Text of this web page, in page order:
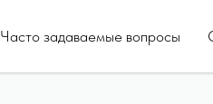
Часто задаваемые вопросы